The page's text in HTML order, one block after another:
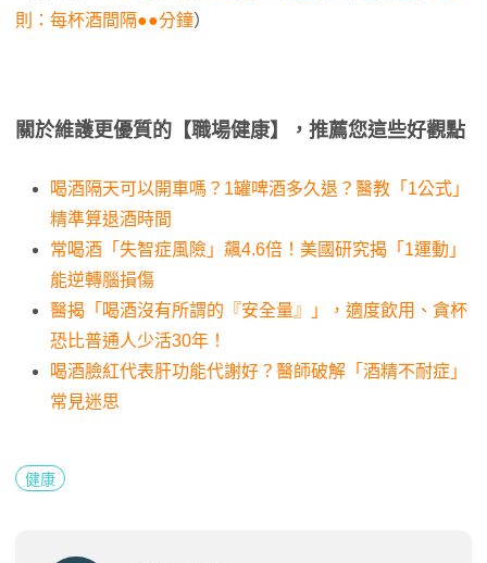
則：每杯酒間隔●●分鐘）
關於維護更優質的【職場健康】，推薦您這些好觀點
喝酒隔天可以開車嗎？1罐啤酒多久退？醫教「1公式」
精準算退酒時間
常喝酒「失智症風險」飆4.6倍！美國研究揭「1運動」
能逆轉腦損傷
醫揭「喝酒沒有所謂的『安全量』」，適度飲用、貪杯
恐比普通人少活30年！
喝酒臉紅代表肝功能代謝好？醫師破解「酒精不耐症」
常見迷思
健康